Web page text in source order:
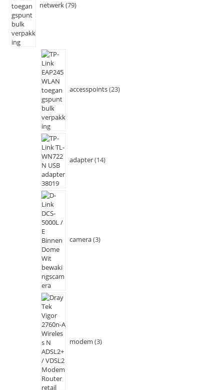
netwerk 79
accesspoints 23
adapter 14
camera 3
modem 3